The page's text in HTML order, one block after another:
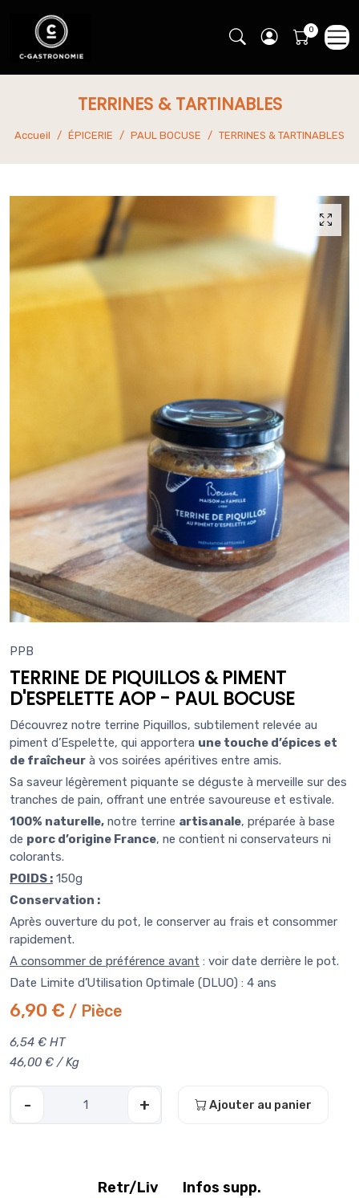
TERRINES & TARTINABLES
Accueil ÉPICERIE PAUL BOCUSE TERRINES & TARTINABLES
PPB
TERRINE DE PIQUILLOS & PIMENT
D'ESPELETTE AOP - PAUL BOCUSE
Découvrez notre terrine Piquillos, subtilement relevée au
piment d’Espelette, qui apportera une touche d’épices et
de fraîcheur à vos soirées apéritives entre amis.
Sa saveur légèrement piquante se déguste à merveille sur des
tranches de pain, offrant une entrée savoureuse et estivale.
100% naturelle, notre terrine artisanale, préparée à base
de porc d’origine France, ne contient ni conservateurs ni
colorants.
POIDS : 150g
Conservation :
Après ouverture du pot, le conserver au frais et consommer
rapidement.
A consommer de préférence avant : voir date derrière le pot.
Date Limite d’Utilisation Optimale (DLUO) : 4 ans
6,90 € / Pièce
6,54 € HT
46,00 € / Kg
- + Ajouter au panier
Retr/Liv Infos supp.